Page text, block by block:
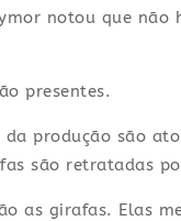
notou que não
presentes.
produção são
são retratadas
as girafas. Elas